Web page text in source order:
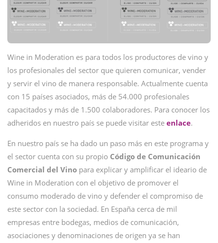
Wine in Moderation es para todos los productores de vino y
los profesionales del sector que quieren comunicar, vender
y servir el vino de manera responsable. Actualmente cuenta
con 15 países asociados, más de 54.000 profesionales
capacitados y más de 1.500 colaboradores. Para conocer los
adheridos en nuestro país se puede visitar este enlace.
En nuestro país se ha dado un paso más en este programa y
el sector cuenta con su propio Código de Comunicación
Comercial del Vino para explicar y amplificar el ideario de
Wine in Moderation con el objetivo de promover el
consumo moderado de vino y defender el compromiso de
este sector con la sociedad. En España cerca de mil
empresas entre bodegas, medios de comunicación,
asociaciones y denominaciones de origen ya se han